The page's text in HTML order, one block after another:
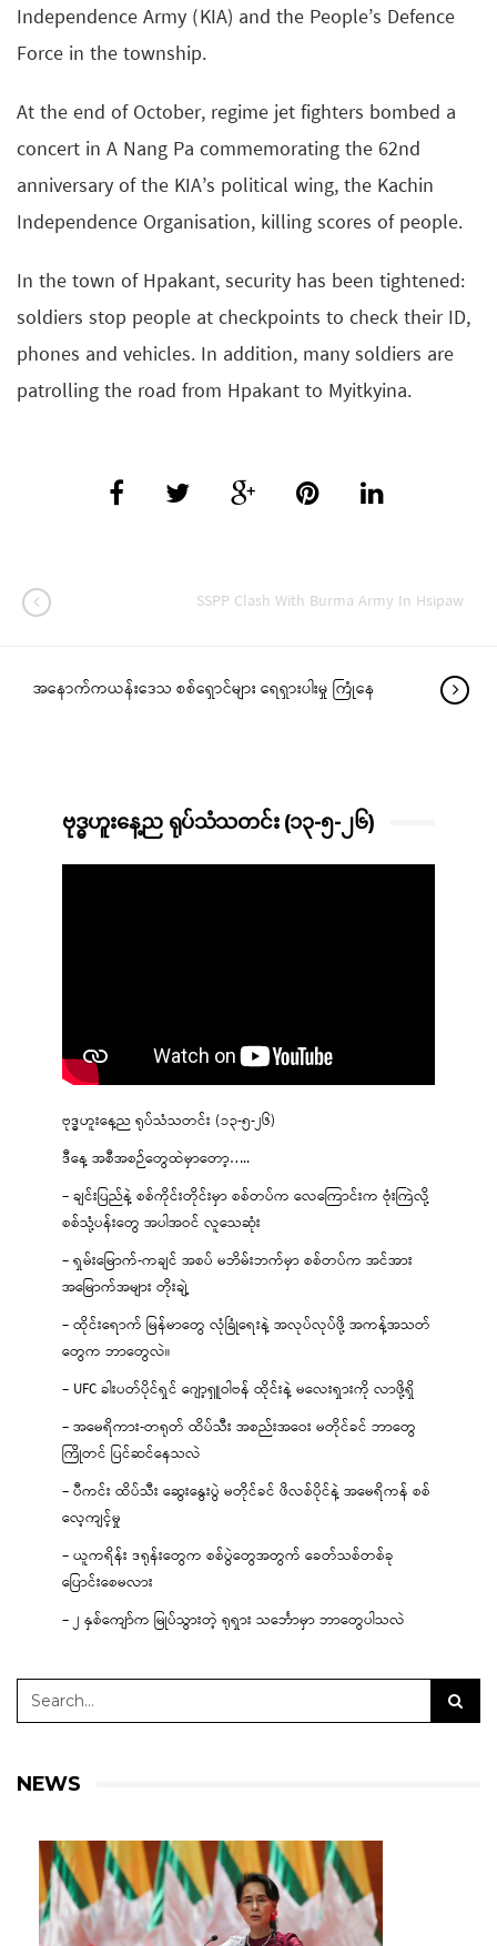
Independence Army (KIA) and the People’s Defence
Force in the township.
At the end of October, regime jet fighters bombed a
concert in A Nang Pa commemorating the 62nd
anniversary of the KIA’s political wing, the Kachin
Independence Organisation, killing scores of people.
In the town of Hpakant, security has been tightened:
soldiers stop people at checkpoints to check their ID,
phones and vehicles. In addition, many soldiers are
patrolling the road from Hpakant to Myitkyina.
SSPP Clash With Burma Army In Hsipaw
အနောက်ကယန်းဒေသ စစ်ရှောင်များ ရေရှားပါးမှု ကြုံနေ
ဗုဒ္ဓဟူးနေ့ည ရုပ်သံသတင်း (၁၃-၅-၂၆)
ဗုဒ္ဓဟူးနေ့ည ရုပ်သံသတင်း (၁၃-၅-၂၆)
ဒီနေ့ အစီအစဉ်တွေထဲမှာတော့…..
– ချင်းပြည်နဲ့ စစ်ကိုင်းတိုင်းမှာ စစ်တပ်က လေကြောင်းက ဗုံးကြဲလို့
စစ်သုံ့ပန်းတွေ အပါအဝင် လူသေဆုံး
– ရှမ်းမြောက်-ကချင် အစပ် မဘိမ်းဘက်မှာ စစ်တပ်က အင်အား
အမြောက်အများ တိုးချဲ့
– ထိုင်းရောက် မြန်မာတွေ လုံခြုံရေးနဲ့ အလုပ်လုပ်ဖို့ အကန့်အသတ်
တွေက ဘာတွေလဲ။
– UFC ခါးပတ်ပိုင်ရှင် ဂျော့ရှူဝါဗန် ထိုင်းနဲ့ မလေးရှားကို လာဖို့ရှိ
– အမေရိကား-တရုတ် ထိပ်သီး အစည်းအဝေး မတိုင်ခင် ဘာတွေ
ကြိုတင် ပြင်ဆင်နေသလဲ
– ပီကင်း ထိပ်သီး ဆွေးနွေးပွဲ မတိုင်ခင် ဖိလစ်ပိုင်နဲ့ အမေရိကန် စစ်
လေ့ကျင့်မှု
– ယူကရိန်း ဒရုန်းတွေက စစ်ပွဲတွေအတွက် ခေတ်သစ်တစ်ခု
ပြောင်းစေမလား
– ၂ နှစ်ကျော်က မြုပ်သွားတဲ့ ရုရှား သင်္ဘောမှာ ဘာတွေပါသလဲ
NEWS